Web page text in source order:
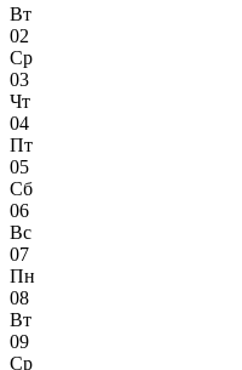
Вт
02
Ср
03
Чт
04
Пт
05
Сб
06
Вс
07
Пн
08
Вт
09
Ср